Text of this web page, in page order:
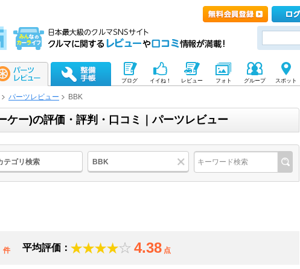
ブログ イイね！ レビュー フォト グループ スポット
パーツレビュー BBK
ケー)の評価・評判・口コミ｜パーツレビュー
テゴリ検索 BBK
件 平均評価： 4.38 点